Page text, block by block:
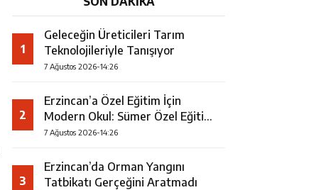
1
Geleceğin Üreticileri Tarım
Teknolojileriyle Tanışıyor
7 Ağustos 2026-14:26
2
Erzincan’a Özel Eğitim İçin
Modern Okul: Sümer Özel Eğitim
Meslek Okulu Protokolü
7 Ağustos 2026-14:26
3
Erzincan’da Orman Yangını
Tatbikatı Gerçeğini Aratmadı